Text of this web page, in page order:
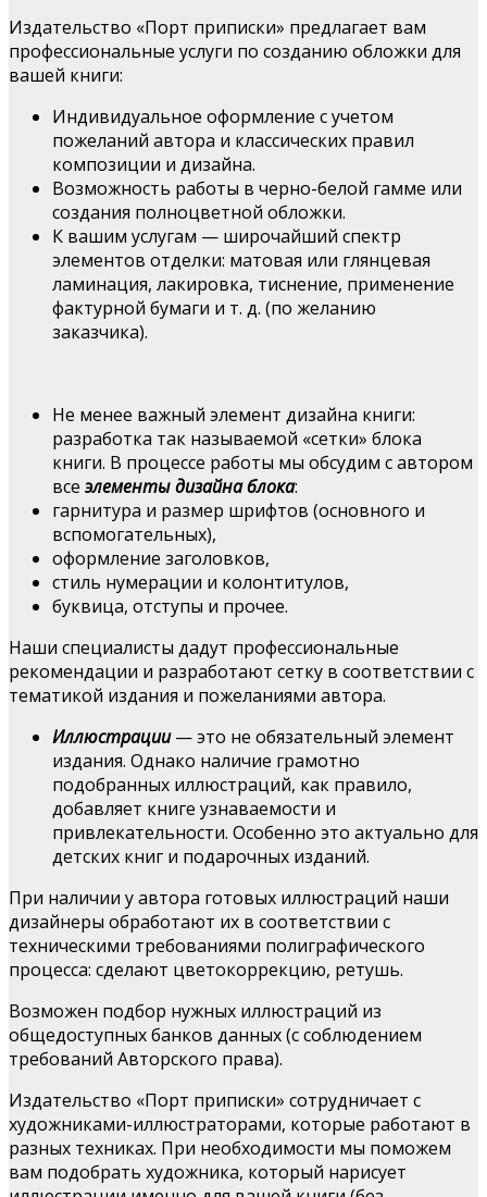
Издательство «Порт приписки» предлагает вам
профессиональные услуги по созданию обложки для
вашей книги:
Индивидуальное оформление с учетом
пожеланий автора и классических правил
композиции и дизайна.
Возможность работы в черно-белой гамме или
создания полноцветной обложки.
К вашим услугам — широчайший спектр
элементов отделки: матовая или глянцевая
ламинация, лакировка, тиснение, применение
фактурной бумаги и т. д. (по желанию
заказчика).
Не менее важный элемент дизайна книги:
разработка так называемой «сетки» блока
книги. В процессе работы мы обсудим с автором
все элементы дизайна блока:
гарнитура и размер шрифтов (основного и
вспомогательных),
оформление заголовков,
стиль нумерации и колонтитулов,
буквица, отступы и прочее.
Наши специалисты дадут профессиональные
рекомендации и разработают сетку в соответствии с
тематикой издания и пожеланиями автора.
Иллюстрации— это не обязательный элемент
издания. Однако наличие грамотно
подобранных иллюстраций, как правило,
добавляет книге узнаваемости и
привлекательности. Особенно это актуально для
детских книг и подарочных изданий.
При наличии у автора готовых иллюстраций наши
дизайнеры обработают их в соответствии с
техническими требованиями полиграфического
процесса: сделают цветокоррекцию, ретушь.
Возможен подбор нужных иллюстраций из
общедоступных банков данных (с соблюдением
требований Авторского права).
Издательство «Порт приписки» сотрудничает с
художниками-иллюстраторами, которые работают в
разных техниках. При необходимости мы поможем
вам подобрать художника, который нарисует